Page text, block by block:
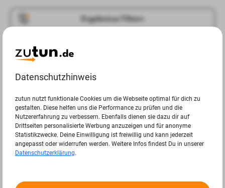
Ergebnisse Filtern
Jobangebote
leider keine Ergebnisse.
« »
Datenschutzhinweis
zutun nutzt funktionale Cookies um die Webseite optimal für dich zu
gestalten. Diese helfen uns die Performance zu prüfen und die
Nutzererfahrung zu verbessern. Ebenfalls dienen sie dazu dir auf
Drittseiten personalisierte Werbung anzuzeigen und für anonyme
Statistikzwecke. Deine Einwilligung ist freiwillig und kann jederzeit
angepasst oder widerrufen werden. Weitere Infos findest Du in unserer
Datenschutzerklärung.